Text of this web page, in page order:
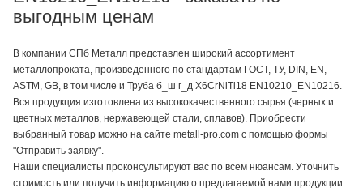
выгодным ценам
В компании СПб Металл представлен широкий ассортимент
металлопроката, произведенного по стандартам ГОСТ, ТУ, DIN, EN,
ASTM, GB, в том числе и Труба б_ш г_д X6CrNiTi18 EN10210_EN10216.
Вся продукция изготовлена из высококачественного сырья (черных и
цветных металлов, нержавеющей стали, сплавов). Приобрести
выбранный товар можно на сайте metall-pro.com с помощью формы
"Отправить заявку".
Наши специалисты проконсультируют вас по всем нюансам. Уточнить
стоимость или получить информацию о предлагаемой нами продукции